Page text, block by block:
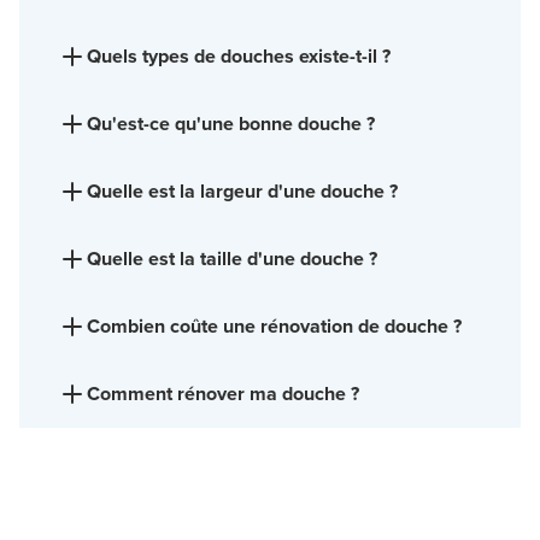
Quels types de douches existe-t-il ?
Qu'est-ce qu'une bonne douche ?
Quelle est la largeur d'une douche ?
Quelle est la taille d'une douche ?
Combien coûte une rénovation de douche ?
Comment rénover ma douche ?